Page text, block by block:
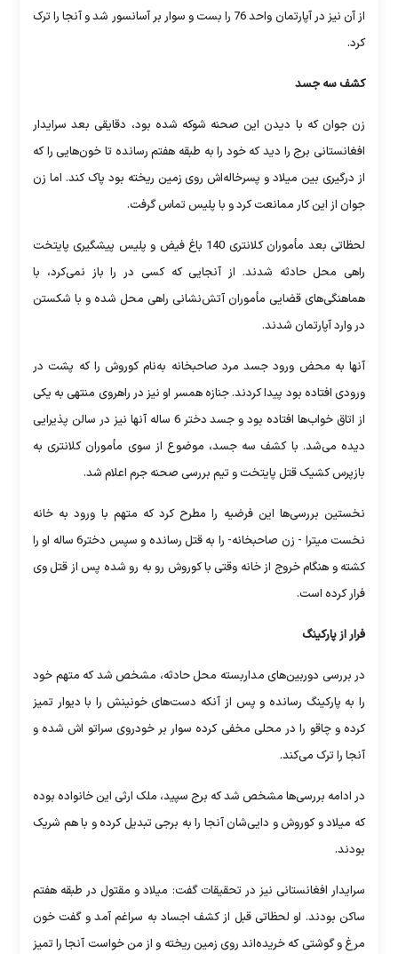
از آن نیز در آپارتمان واحد 76 را بست و سوار بر آسانسور شد و آنجا را ترک
کرد.
کشف سه جسد
زن جوان که با دیدن این صحنه شوکه شده بود، دقایقی بعد سرایدار
افغانستانی برج را دید که خود را به طبقه هفتم رسانده تا خون‌هایی را که
از درگیری بین میلاد و پسرخاله‌اش روی زمین ریخته بود پاک کند. اما زن
جوان از این کار ممانعت کرد و با پلیس تماس گرفت.
لحظاتی بعد مأموران کلانتری 140 باغ فیض و پلیس پیشگیری پایتخت
راهی محل حادثه شدند. از آنجایی که کسی در را باز نمی‌کرد، با
هماهنگی‌های قضایی مأموران آتش‌نشانی راهی محل شده و با شکستن
در وارد آپارتمان شدند.
آنها به محض ورود جسد مرد صاحبخانه به‌نام کوروش را که پشت در
ورودی افتاده بود پیدا کردند. جنازه همسر او نیز در راهروی منتهی به یکی
از اتاق خواب‌ها افتاده بود و جسد دختر 6 ساله آنها نیز در سالن پذیرایی
دیده می‌شد. با کشف سه جسد، موضوع از سوی مأموران کلانتری به
بازپرس کشیک قتل پایتخت و تیم بررسی صحنه جرم اعلام شد.
نخستین بررسی‌ها این فرضیه را مطرح کرد که متهم با ورود به خانه
نخست میترا - زن صاحبخانه- را به قتل رسانده و سپس دختر6 ساله او را
کشته و هنگام خروج از خانه وقتی با کوروش رو به رو شده پس از قتل وی
فرار کرده است.
فرار از پارکینگ
در بررسی دوربین‌های مداربسته محل حادثه، مشخص شد که متهم خود
را به پارکینگ رسانده و پس از آنکه دست‌های خونینش را با دیوار تمیز
کرده و چاقو را در محلی مخفی کرده سوار بر خودروی سراتو اش شده و
آنجا را ترک می‌کند.
در ادامه بررسی‌ها مشخص شد که برج سپید، ملک ارثی این خانواده بوده
که میلاد و کوروش و دایی‌شان آنجا را به برجی تبدیل کرده و با هم شریک
بودند.
سرایدار افغانستانی نیز در تحقیقات گفت: میلاد و مقتول در طبقه هفتم
ساکن بودند. او لحظاتی قبل از کشف اجساد به سراغم آمد و گفت خون
مرغ و گوشتی که خریده‌اند روی زمین ریخته و از من خواست آنجا را تمیز